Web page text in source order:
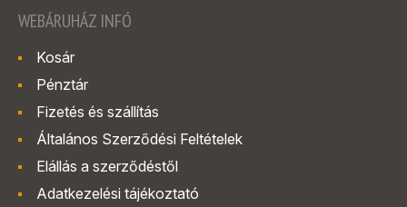
WEBÁRUHÁZ INFÓ
Kosár
Pénztár
Fizetés és szállítás
Általános Szerződési Feltételek
Elállás a szerződéstől
Adatkezelési tájékoztató